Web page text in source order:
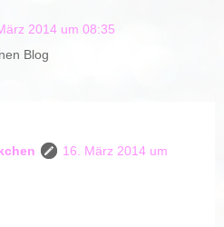
2014 um 08:35
Blog
16. März 2014 um